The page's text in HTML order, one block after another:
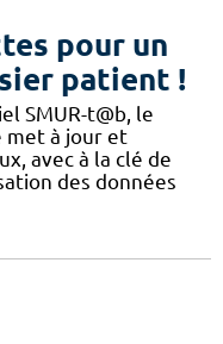
pour un
patient !
SMUR-t@b, le
met à jour et
avec à la clé de
des données